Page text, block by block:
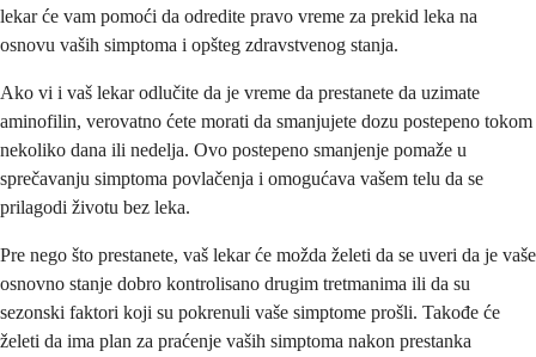
lekar će vam pomoći da odredite pravo vreme za prekid leka na
osnovu vaših simptoma i opšteg zdravstvenog stanja.
Ako vi i vaš lekar odlučite da je vreme da prestanete da uzimate
aminofilin, verovatno ćete morati da smanjujete dozu postepeno tokom
nekoliko dana ili nedelja. Ovo postepeno smanjenje pomaže u
sprečavanju simptoma povlačenja i omogućava vašem telu da se
prilagodi životu bez leka.
Pre nego što prestanete, vaš lekar će možda želeti da se uveri da je vaše
osnovno stanje dobro kontrolisano drugim tretmanima ili da su
sezonski faktori koji su pokrenuli vaše simptome prošli. Takođe će
želeti da ima plan za praćenje vaših simptoma nakon prestanka